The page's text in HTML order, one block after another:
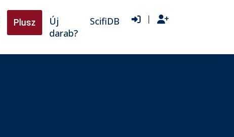
Plusz
Új
darab?
ScifiDB |